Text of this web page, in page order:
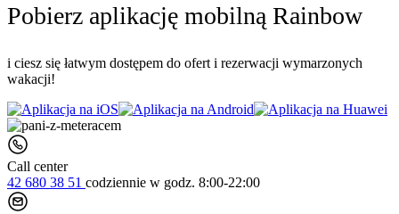
Pobierz aplikację mobilną Rainbow
i ciesz się łatwym dostępem do ofert i rezerwacji wymarzonych
wakacji!
Call center
42 680 38 51 codziennie w godz. 8:00-22:00